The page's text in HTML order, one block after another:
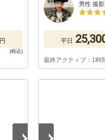
円
男性 撮
平日
最終アクティブ：1時